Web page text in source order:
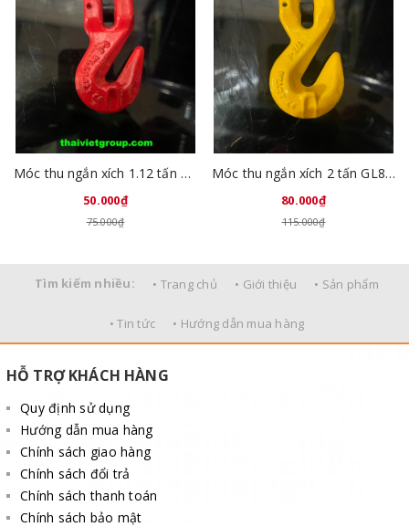
Móc thu ngắn xích 1.12 tấn GL8010-01
50.000₫
75.000₫
Móc thu ngắn xích 2 tấn GL8010-02
80.000₫
115.000₫
Tìm kiếm nhiều: • Trang chủ • Giới thiệu • Sản phẩm
• Tin tức • Hướng dẫn mua hàng
HỖ TRỢ KHÁCH HÀNG
Quy định sử dụng
Hướng dẫn mua hàng
Chính sách giao hàng
Chính sách đổi trả
Chính sách thanh toán
Chính sách bảo mật